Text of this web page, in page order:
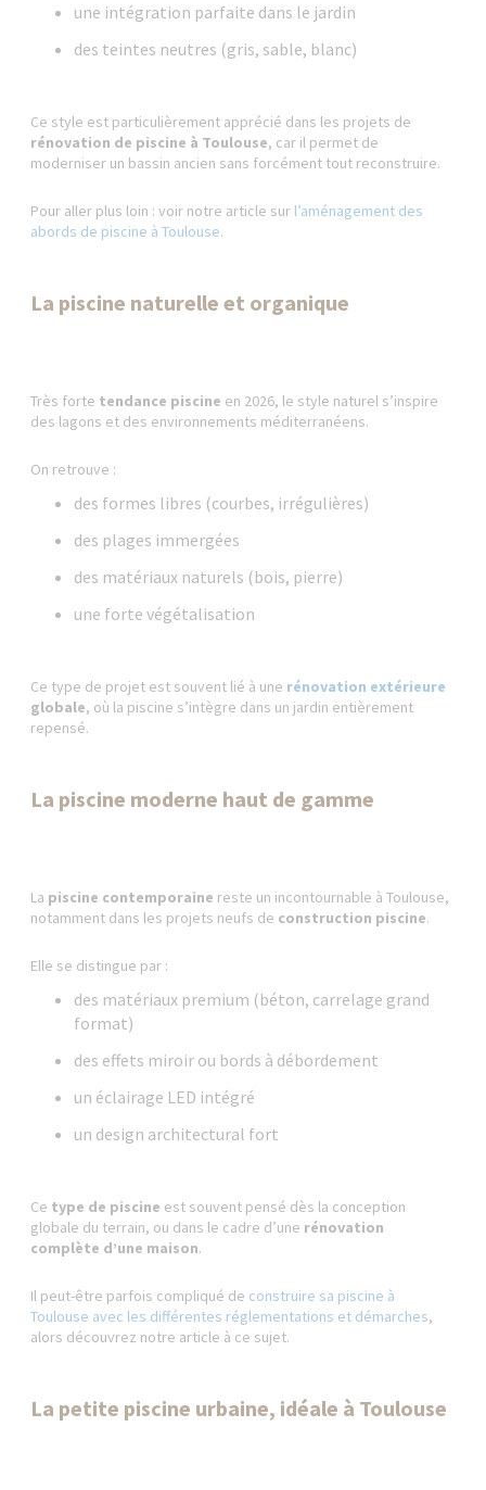
une intégration parfaite dans le jardin
des teintes neutres (gris, sable, blanc)
Ce style est particulièrement apprécié dans les projets de
rénovation de piscine à Toulouse, car il permet de
moderniser un bassin ancien sans forcément tout reconstruire.
Pour aller plus loin : voir notre article sur l’aménagement des
abords de piscine à Toulouse.
La piscine naturelle et organique
Très forte tendance piscine en 2026, le style naturel s’inspire
des lagons et des environnements méditerranéens.
On retrouve :
des formes libres (courbes, irrégulières)
des plages immergées
des matériaux naturels (bois, pierre)
une forte végétalisation
Ce type de projet est souvent lié à une rénovation extérieure
globale, où la piscine s’intègre dans un jardin entièrement
repensé.
La piscine moderne haut de gamme
La piscine contemporaine reste un incontournable à Toulouse,
notamment dans les projets neufs de construction piscine.
Elle se distingue par :
des matériaux premium (béton, carrelage grand
format)
des effets miroir ou bords à débordement
un éclairage LED intégré
un design architectural fort
Ce type de piscine est souvent pensé dès la conception
globale du terrain, ou dans le cadre d’une rénovation
complète d’une maison.
Il peut-être parfois compliqué de construire sa piscine à
Toulouse avec les différentes réglementations et démarches,
alors découvrez notre article à ce sujet.
La petite piscine urbaine, idéale à Toulouse